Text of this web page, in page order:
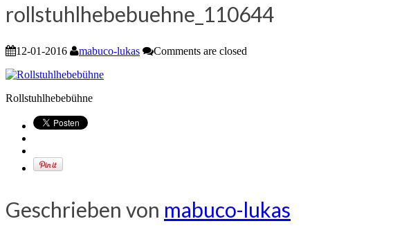
rollstuhlhebebuehne_110644
12-01-2016 mabuco-lukas Comments are closed
Rollstuhlhebebühne
Geschrieben von mabuco-lukas